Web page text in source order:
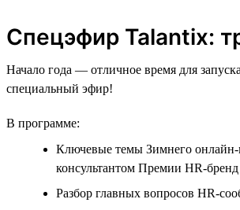
Спецэфир Talantiх:
Начало года — отличное время для
специальный эфир!
В программе:
Ключевые темы Зимнего
консультантом Премии HR-
Разбор главных вопросов HR-